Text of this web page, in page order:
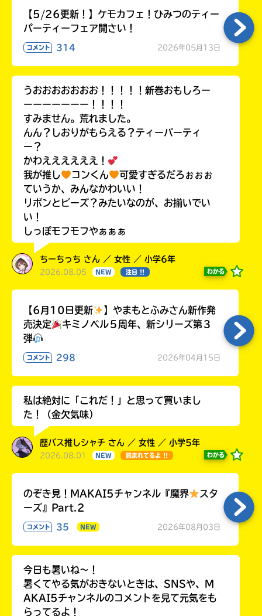
【5/26更新！】ケモカフェ！ひみつのティー
パーティーフェア開さい！
コメント 314 2026年05月13日
うおおおおおおお！！！！！新巻おもしろー
ーーーーーーー！！！！
すみません。荒れました。
んん？しおりがもらえる？ティーパーティ
ー？
かわええええええ！
我が推し
コンくん
可愛すぎるだろぉぉぉ
ていうか、みんなかわいい！
リボンとビーズ？みたいなのが、お揃いでい
い！
しっぽモフモフやぁぁぁ
ちーちっち さん ／ 女性 ／ 小学6年
2026.08.05 NEW 注目 !! わかる
【6月10日更新
】やまもとふみさん新作発
売決定
キミノベル５周年、新シリーズ第３
弾
コメント 298 2026年04月15日
私は絶対に「これだ！」と思って買いまし
た！（金欠気味）
歴バス推しシャチ さん ／ 女性 ／ 小学5年
2026.08.01 NEW 読まれてるよ !! わかる
のぞき見！MAKAI5チャンネル『魔界
スタ
ーズ』Part.2
コメント 35 NEW 2026年08月03日
今日も暑いね〜！
暑くてやる気がおきないときは、SNSや、M
AKAI5チャンネルのコメントを見て元気をも
らってるよ！